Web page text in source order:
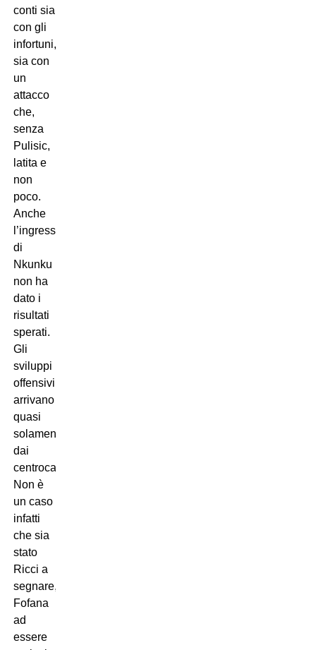
conti sia
con gli
infortuni,
sia con
un
attacco
che,
senza
Pulisic,
latita e
non
poco.
Anche
l’ingresso
di
Nkunku
non ha
dato i
risultati
sperati.
Gli
sviluppi
offensivi
arrivano
quasi
solamente
dai
centrocampisti.
Non è
un caso
infatti
che sia
stato
Ricci a
segnare,
Fofana
ad
essere